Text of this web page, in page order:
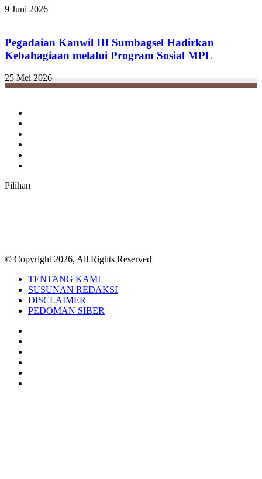
9 Juni 2026
Pegadaian Kanwil III Sumbagsel Hadirkan
Kebahagiaan melalui Program Sosial MPL
25 Mei 2026
Pilihan
© Copyright 2026, All Rights Reserved
TENTANG KAMI
SUSUNAN REDAKSI
DISCLAIMER
PEDOMAN SIBER